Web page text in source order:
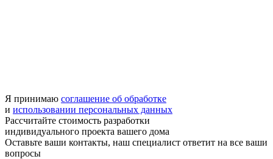
Я принимаю соглашение об обработке
и использовании персональных данных
Рассчитайте стоимость разработки
индивидуального проекта вашего дома
Оставьте ваши контакты, наш специалист ответит на все ваши
вопросы